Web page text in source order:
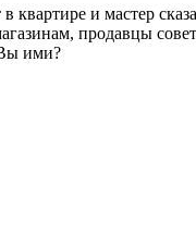
квартире и мастер
продавцы
ими?